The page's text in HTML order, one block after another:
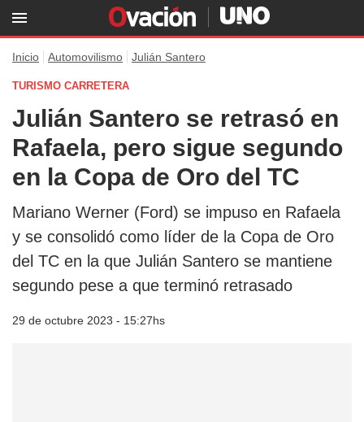
Inicio Automovilismo Julián Santero
TURISMO CARRETERA
Julián Santero se retrasó en
Rafaela, pero sigue segundo
en la Copa de Oro del TC
Mariano Werner (Ford) se impuso en Rafaela
y se consolidó como líder de la Copa de Oro
del TC en la que Julián Santero se mantiene
segundo pese a que terminó retrasado
29 de octubre 2023 - 15:27hs